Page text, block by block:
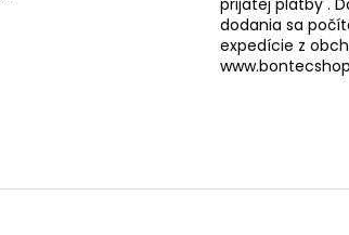
dodania sa
expedície z